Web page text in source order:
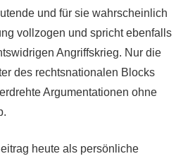
und für sie wahrscheinlich
vollzogen und spricht ebenfalls
Angriffskrieg. Nur die
des rechtsnationalen Blocks
Argumentationen ohne
heute als persönliche